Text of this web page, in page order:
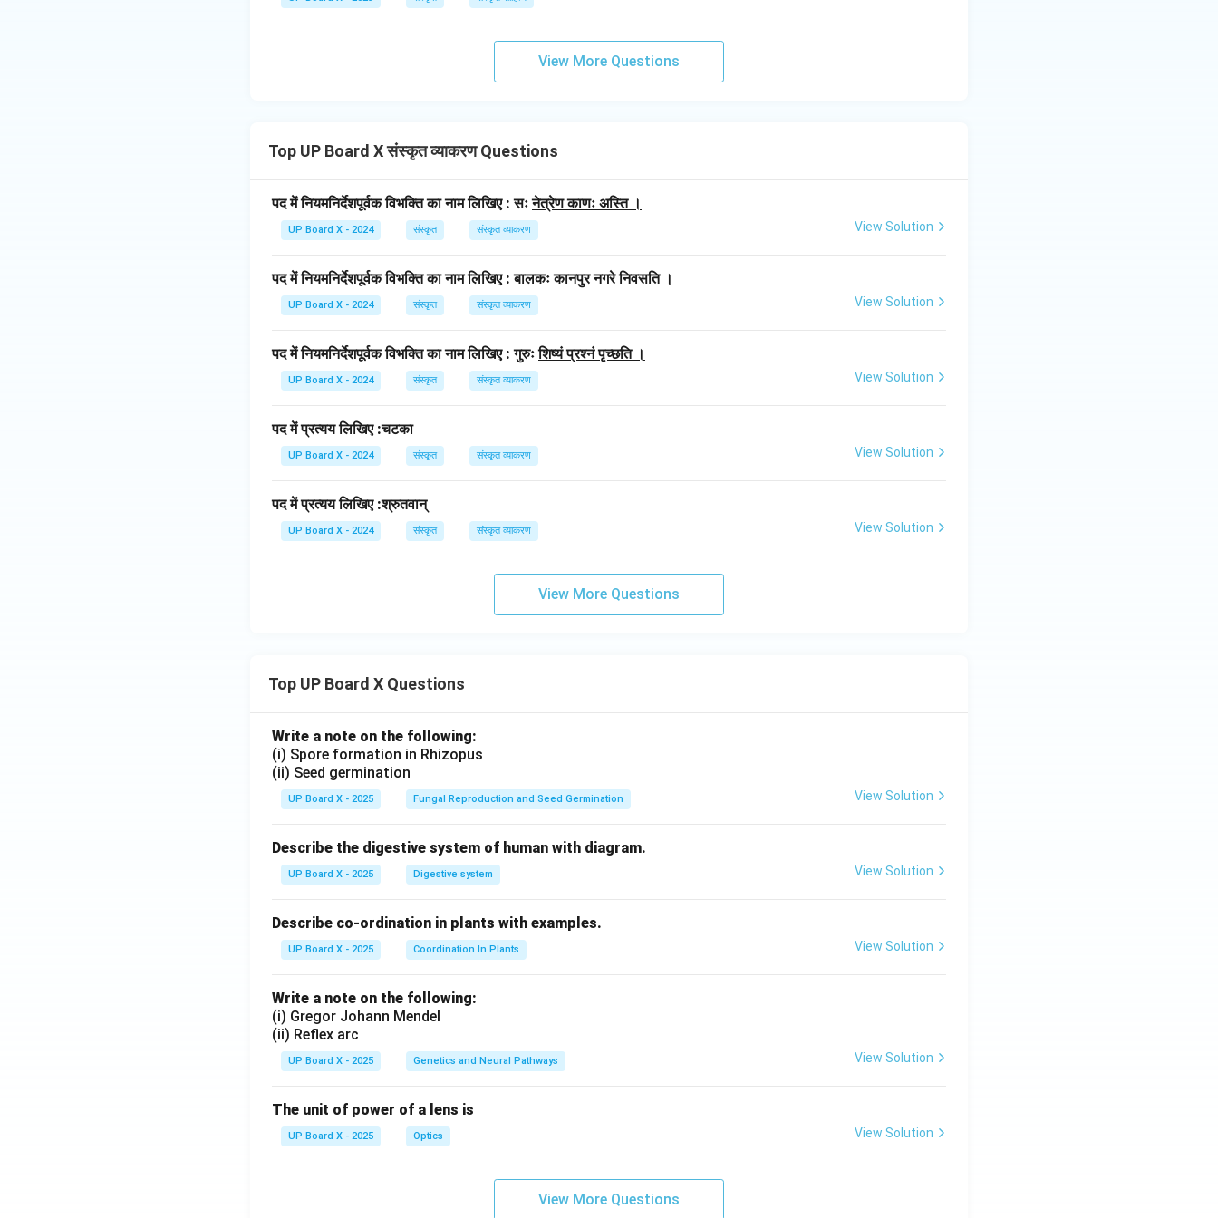
View More Questions
Top UP Board X संस्कृत व्याकरण Questions
पद में नियमनिर्देशपूर्वक विभक्ति का नाम लिखिए : सःनेत्रेण काणः अस्ति ।
UP Board X - 2024 संस्कृत संस्कृत व्याकरण View Solution
पद में नियमनिर्देशपूर्वक विभक्ति का नाम लिखिए : बालकःकानपुर नगरे निवसति ।
UP Board X - 2024 संस्कृत संस्कृत व्याकरण View Solution
पद में नियमनिर्देशपूर्वक विभक्ति का नाम लिखिए : गुरुःशिष्यं प्रश्नं पृच्छति ।
UP Board X - 2024 संस्कृत संस्कृत व्याकरण View Solution
पद में प्रत्यय लिखिए :चटका
UP Board X - 2024 संस्कृत संस्कृत व्याकरण View Solution
पद में प्रत्यय लिखिए :श्रुतवान्
UP Board X - 2024 संस्कृत संस्कृत व्याकरण View Solution
View More Questions
Top UP Board X Questions
Write a note on the following:
(i) Spore formation in Rhizopus
(ii) Seed germination
UP Board X - 2025 Fungal Reproduction and Seed Germination View Solution
Describe the digestive system of human with diagram.
UP Board X - 2025 Digestive system View Solution
Describe co-ordination in plants with examples.
UP Board X - 2025 Coordination In Plants View Solution
Write a note on the following:
(i) Gregor Johann Mendel
(ii) Reflex arc
UP Board X - 2025 Genetics and Neural Pathways View Solution
The unit of power of a lens is
UP Board X - 2025 Optics View Solution
View More Questions